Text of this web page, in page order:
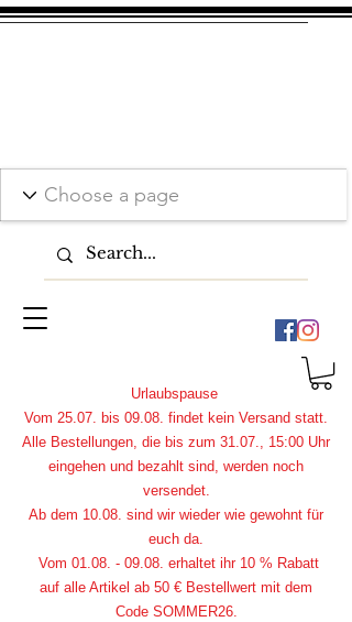
Urlaubspause
Vom 25.07. bis 09.08. findet kein Versand statt.
Alle Bestellungen, die bis zum 31.07., 15:00 Uhr
eingehen und bezahlt sind, werden noch
versendet.
Ab dem 10.08. sind wir wieder wie gewohnt für
euch da.
Vom 01.08. - 09.08. erhaltet ihr 10 % Rabatt
auf alle Artikel ab 50 € Bestellwert mit dem
Code SOMMER26.